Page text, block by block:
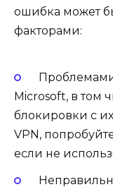
ошибка может
факторами:
Microsoft, в том
блокировки с
VPN,
если не